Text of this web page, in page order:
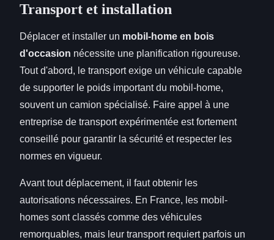
Transport et installation
Déplacer et installer un mobil-home en bois
d'occasion nécessite une planification rigoureuse.
Tout d'abord, le transport exige un véhicule capable
de supporter le poids important du mobil-home,
souvent un camion spécialisé. Faire appel à une
entreprise de transport expérimentée est fortement
conseillé pour garantir la sécurité et respecter les
normes en vigueur.
Avant tout déplacement, il faut obtenir les
autorisations nécessaires. En France, les mobil-
homes sont classés comme des véhicules
remorquables, mais leur transport requiert parfois un